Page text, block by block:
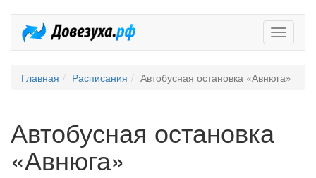
Главная Расписания Автобусная остановка «Авнюга»
Автобусная остановка
«Авнюга»